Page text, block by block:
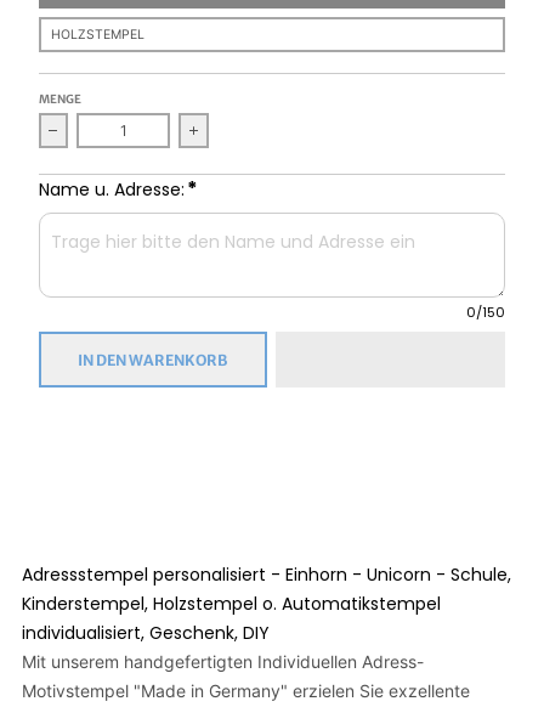
HOLZSTEMPEL
MENGE
Verringern Sie die Menge für Adressstempel personalisiert -
Erhöhen Sie die Menge für Adressstempel
Name u. Adresse: *
0/150
IN DEN WARENKORB
Adressstempel personalisiert - Einhorn - Unicorn - Schule,
Kinderstempel, Holzstempel o. Automatikstempel
individualisiert, Geschenk, DIY
Mit unserem handgefertigten Individuellen Adress-
Motivstempel "Made in Germany" erzielen Sie exzellente